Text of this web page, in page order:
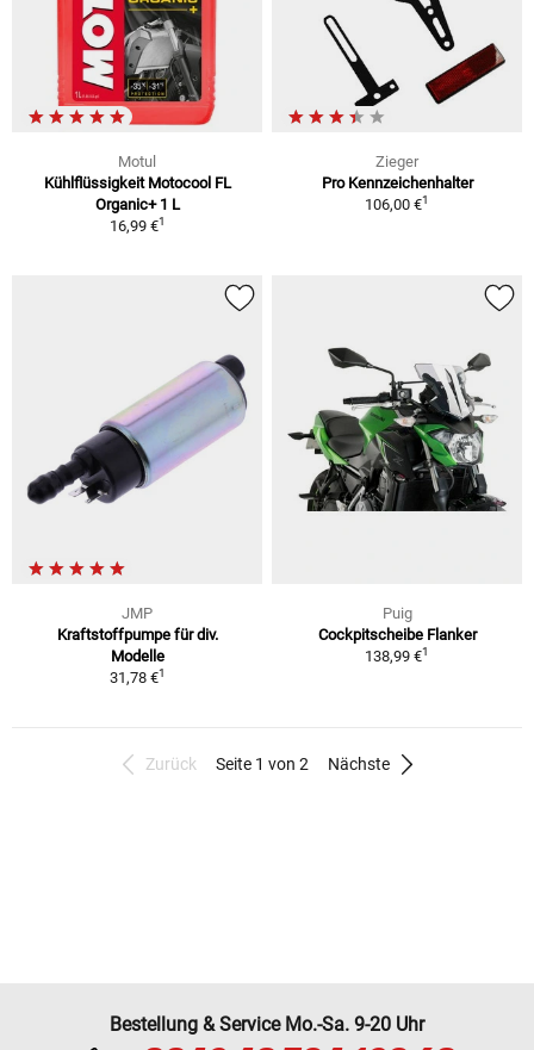
Motul
Kühlflüssigkeit Motocool FL
Organic+ 1 L
16,99 €1
Zieger
Pro Kennzeichenhalter
106,00 €1
JMP
Kraftstoffpumpe für div.
Modelle
31,78 €1
Puig
Cockpitscheibe Flanker
138,99 €1
Zurück Seite 1 von 2 Nächste
Bestellung & Service Mo.-Sa. 9-20 Uhr